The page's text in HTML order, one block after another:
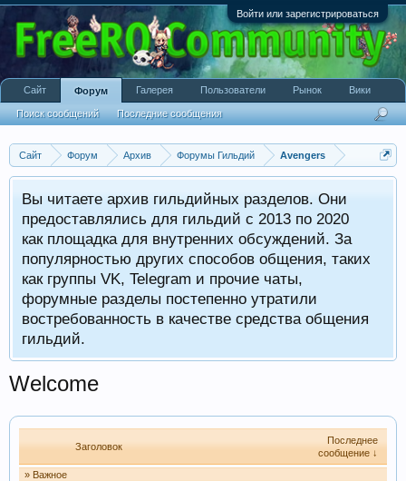
Войти или зарегистрироваться
Сайт Форум Архив Форумы Гильдий Avengers
Вы читаете архив гильдийных разделов. Они
предоставлялись для гильдий с 2013 по 2020
как площадка для внутренних обсуждений. За
популярностью других способов общения, таких
как группы VK, Telegram и прочие чаты,
форумные разделы постепенно утратили
востребованность в качестве средства общения
гильдий.
Welcome
Заголовок
Последнее
сообщение ↓
» Важное
Сайт Форум
Поиск сообщений Последние сообщения
Галерея Пользователи Рынок Вики